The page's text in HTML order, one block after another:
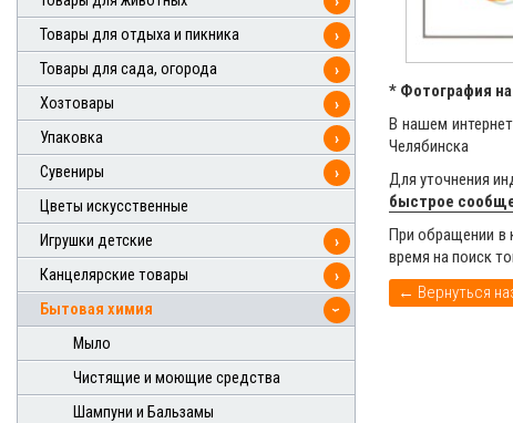
Товары для отдыха и пикника
›
Товары для сада, огорода
›
Хозтовары
›
Упаковка
›
Сувениры
›
Цветы искусственные
Игрушки детские
›
Канцелярские товары
›
Бытовая химия
›
Мыло
Чистящие и моющие средства
Шампуни и Бальзамы
* Фотография
В нашем
Челябинска
Для уточнения
быстрое
При обращении в
время на поиск